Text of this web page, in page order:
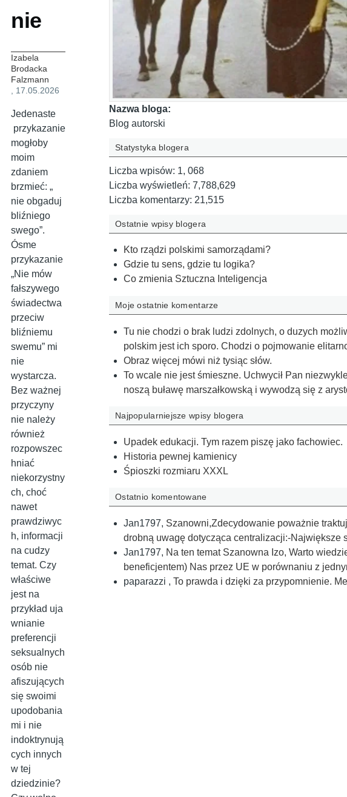
nie
Izabela
Brodacka
Falzmann
, 17.05.2026
Jedenaste
przykazanie
mogłoby
moim
zdaniem
brzmieć: „
nie obgaduj
bliźniego
swego”.
Ósme
przykazanie
„Nie mów
fałszywego
świadectwa
przeciw
bliźniemu
swemu” mi
nie
wystarcza.
Bez ważnej
przyczyny
nie należy
również
rozpowszec
hniać
niekorzystny
ch, choć
nawet
prawdziwyc
h, informacji
na cudzy
temat. Czy
właściwe
jest na
przykład uja
wnianie
preferencji
seksualnych
osób nie
afiszujących
się swoimi
upodobania
mi i nie
indoktrynują
cych innych
w tej
dziedzinie?
Nazwa bloga:
Blog autorski
Statystyka blogera
Liczba wpisów: 1, 068
Liczba wyświetleń: 7,788,629
Liczba komentarzy: 21,515
Ostatnie wpisy blogera
Kto rządzi polskimi samorządami?
Gdzie tu sens, gdzie tu logika?
Co zmienia Sztuczna Inteligencja
Moje ostatnie komentarze
Tu nie chodzi o brak ludzi zdolnych, o duzych
polskim jest ich sporo. Chodzi o pojmowanie
Obraz więcej mówi niż tysiąc słów.
To wcale nie jest śmieszne. Uchwycił Pan
noszą buławę marszałkowską i wywodzą się z
Najpopularniejsze wpisy blogera
Upadek edukacji. Tym razem piszę jako fachowiec.
Historia pewnej kamienicy
Śpioszki rozmiaru XXXL
Ostatnio komentowane
Jan1797, Szanowni,Zdecydowanie poważnie
drobną uwagę dotycząca centralizacji:-Największe
Jan1797, Na ten temat Szanowna Izo, Warto
beneficjentem) Nas przez UE w porównaniu z
paparazzi , To prawda i dzięki za przypomnienie.